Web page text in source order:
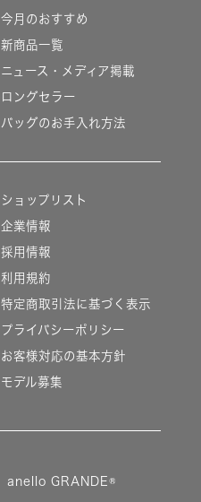
今月のおすすめ
新商品一覧
ニュース・メディア掲載
ロングセラー
バッグのお手入れ方法
ショップリスト
企業情報
採用情報
利用規約
特定商取引法に基づく表示
プライバシーポリシー
お客様対応の基本方針
モデル募集
anello GRANDE®